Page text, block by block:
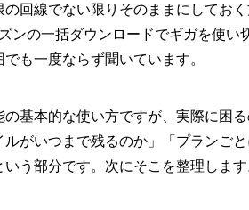
回線でない限りそのままにしてお
ンの一括ダウンロードでギガを使い
も一度ならず聞いています。
の基本的な使い方ですが、実際に困
ルがいつまで残るのか」「プランご
う部分です。次にそこを整理しま